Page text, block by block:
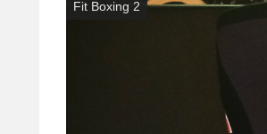
Fit Boxing 2